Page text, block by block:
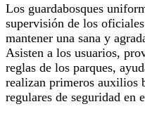
Los guardabosques
supervisión de los
mantener una sana y
Asisten a los usuarios,
reglas de los parques,
realizan primeros auxilios
regulares de seguridad en